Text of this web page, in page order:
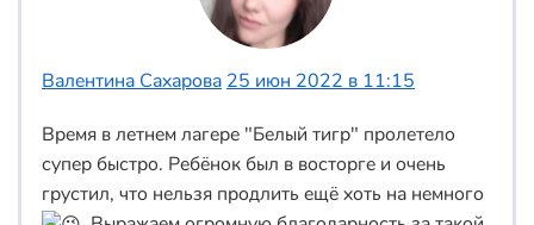
Валентина Сахарова 25 июн 2022 в 11:15
Время в летнем лагере "Белый тигр" пролетело
супер быстро. Ребëнок был в восторге и очень
грустил, что нельзя продлить ещё хоть на немного